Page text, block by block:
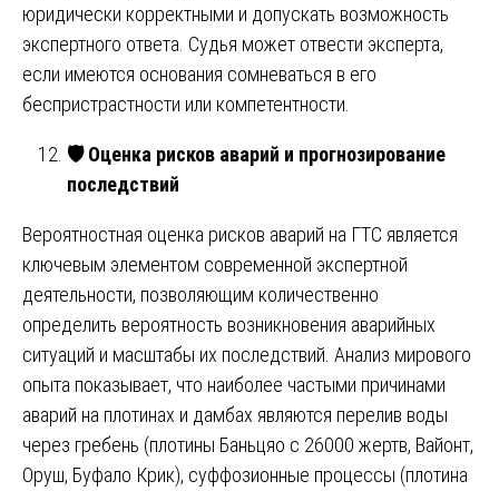
юридически корректными и допускать возможность
экспертного ответа. Судья может отвести эксперта,
если имеются основания сомневаться в его
беспристрастности или компетентности.
🛡️ Оценка рисков аварий и прогнозирование
последствий
Вероятностная оценка рисков аварий на ГТС является
ключевым элементом современной экспертной
деятельности, позволяющим количественно
определить вероятность возникновения аварийных
ситуаций и масштабы их последствий. Анализ мирового
опыта показывает, что наиболее частыми причинами
аварий на плотинах и дамбах являются перелив воды
через гребень (плотины Баньцяо с 26000 жертв, Вайонт,
Оруш, Буфало Крик), суффозионные процессы (плотина